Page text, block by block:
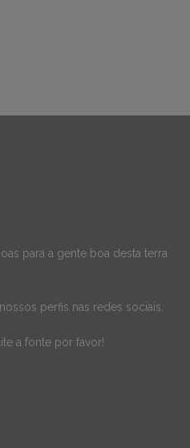
para a gente boa desta terra
perfis nas redes sociais.
a fonte por favor!